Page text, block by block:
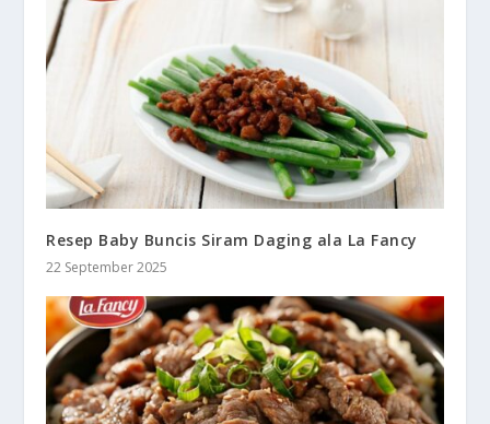
Resep Baby Buncis Siram Daging ala La Fancy
22 September 2025